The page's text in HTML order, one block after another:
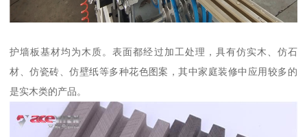
护墙板基材均为木质。表面都经过加工处理，具有仿实木、仿石
材、仿瓷砖、仿壁纸等多种花色图案，其中家庭装修中应用较多的
是实木类的产品。